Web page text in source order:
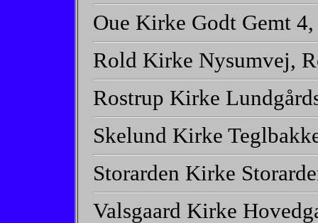
Oue Kirke Godt Gemt
Rold Kirke Nysumvej,
Rostrup Kirke
Skelund Kirke
Storarden Kirke
Valsgaard Kirke